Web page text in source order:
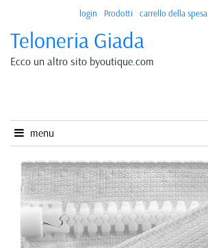
login Prodotti carrello della spesa
Teloneria Giada
Ecco un altro sito byoutique.com
menu